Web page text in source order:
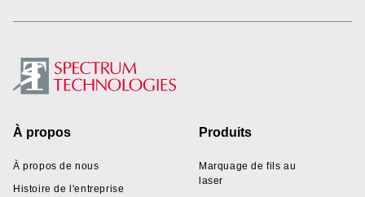
Footer
À propos
À propos de nous
Histoire de l'entreprise
Produits
Marquage de fils au
laser